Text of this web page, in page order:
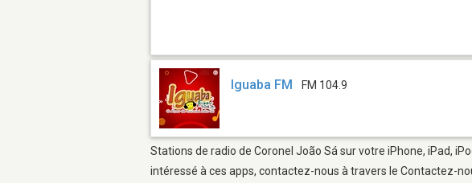
Iguaba FM FM 104.9
Stations de radio de Coronel João Sá sur votre iPhone, iPad,
intéressé à ces apps, contactez-nous à travers le Contactez-